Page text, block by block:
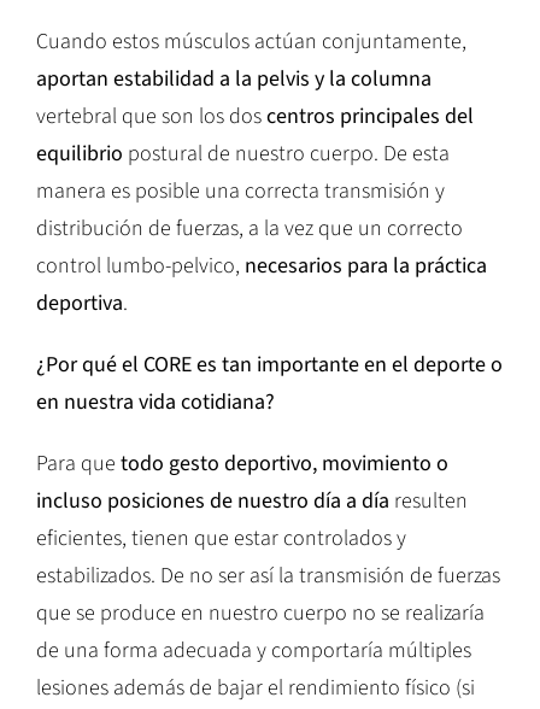
Cuando estos músculos actúan conjuntamente,
aportan estabilidad a la pelvis y la columna
vertebral que son los doscentros principales del
equilibrio postural de nuestro cuerpo. De esta
manera es posible una correcta transmisión y
distribución de fuerzas, a la vez que un correcto
control lumbo-pelvico, necesarios para la práctica
deportiva.
¿Por qué el CORE es tan importante en el deporte o
en nuestra vida cotidiana?
Para que todo gesto deportivo, movimiento o
incluso posiciones de nuestro día a día resulten
eficientes, tienen que estar controlados y
estabilizados. De no ser así la transmisión de fuerzas
que se produce en nuestro cuerpo no se realizaría
de una forma adecuada y comportaría múltiples
lesiones además de bajar el rendimiento físico (si